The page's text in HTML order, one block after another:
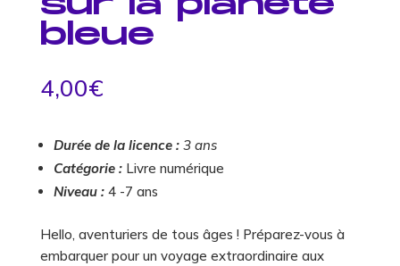
bleue
4,00€
Durée de la licence : 3 ans
Catégorie :Livre numérique
Niveau :4 -7 ans
Hello, aventuriers de tous âges ! Préparez-vous à
embarquer pour un voyage extraordinaire aux